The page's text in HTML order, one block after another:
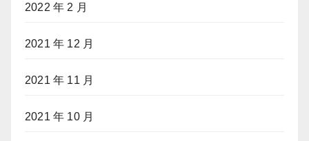
2022 年 2 月
2021 年 12 月
2021 年 11 月
2021 年 10 月